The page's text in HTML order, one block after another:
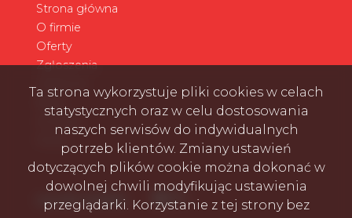
Strona główna
O firmie
Oferty
Zgłoszenia
Kontakt
social media Facebook
Facebook
Facebook
Ta strona wykorzystuje pliki cookies w celach
statystycznych oraz w celu dostosowania
naszych serwisów do indywidualnych
potrzeb klientów. Zmiany ustawień
dotyczących plików cookie można dokonać w
dowolnej chwili modyfikując ustawienia
przeglądarki. Korzystanie z tej strony bez